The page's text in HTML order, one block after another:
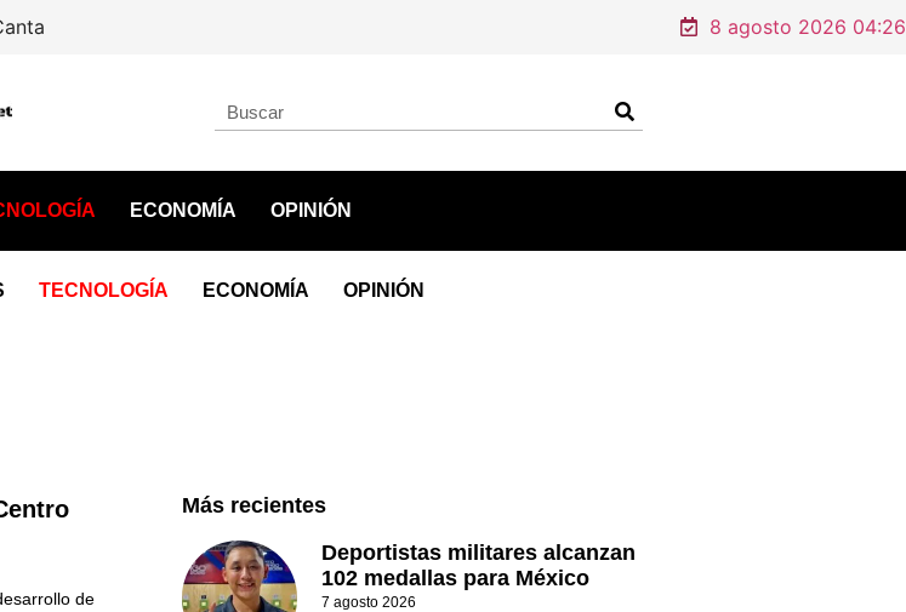
Rescatan a león africano abandonado en un domicilio de Tamaulipas8 agosto 2026 04:26
ECONOMÍA OPINIÓN
TECNOLOGÍA ECONOMÍA OPINIÓN
de
Más recientes
Deportistas militares alcanzan
102 medallas para México
7 agosto 2026